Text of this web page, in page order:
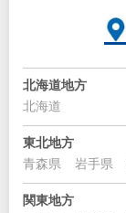
北海道地方
北海道
東北地方
青森県
岩手県
関東地方